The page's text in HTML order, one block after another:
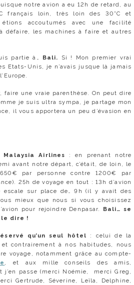
notre avion a eu 12h de retard, au
français loin, très loin des 30°C et
accoutumés avec une facilité
défaire, les machines à faire et autres
partie à… Bali.
Si ! Mon premier vrai
Etats-Unis, je n’avais jusque là jamais
faire une vraie parenthèse. On peut dire
je suis ultra sympa, je partage mon
il vous apportera un peu d’évasion en
Malaysia Airlines : en prenant notre
avant notre départ, c’était, de loin, le
par personne contre 1200€ par
25h de voyage en tout : 13h d’avion
escale sur place de… 9h (il y avait des
mieux que nous si vous choisissez
pour rejoindre Denpasar. Bali… se
le dire !
qu’un seul hôtel : celui de la
contrairement à nos habitudes, nous
voyage, notamment grâce au compte-
, et aux mille conseils des amis,
passe (merci Noémie, merci Greg,
Gertrude, Séverine, Leïla, Delphine,